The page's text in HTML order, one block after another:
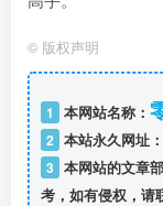
© 版权声明
1 本网站名称：
2 本站永久网址：
3 本网站的文章
考，如有侵权，请